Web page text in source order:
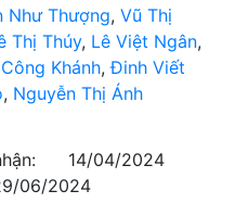
Như Thượng, Vũ Thị
Thị Thúy, Lê Việt Ngân,
Khánh,Đinh Viết
, Nguyễn Thị Ánh
14/04/2024
06/2024